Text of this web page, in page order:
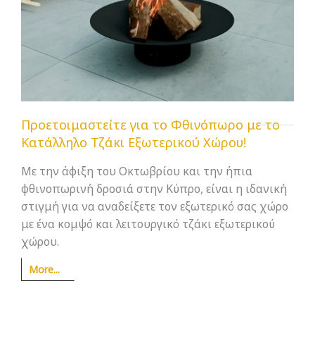
Προετοιμαστείτε για το Φθινόπωρο με το
Κατάλληλο Τζάκι Εξωτερικού Χώρου!
Με την άφιξη του Οκτωβρίου και την ήπια
φθινοπωρινή δροσιά στην Κύπρο, είναι η ιδανική
στιγμή για να αναδείξετε τον εξωτερικό σας χώρο
με ένα κομψό και λειτουργικό τζάκι εξωτερικού
χώρου.
More...